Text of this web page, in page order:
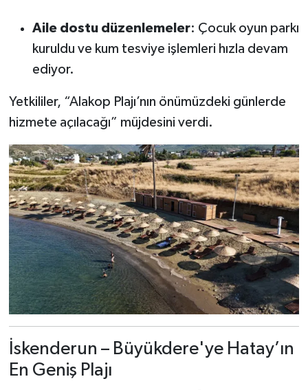
Aile dostu düzenlemeler: Çocuk oyun parkı
kuruldu ve kum tesviye işlemleri hızla devam
ediyor.
Yetkililer, “Alakop Plajı’nın önümüzdeki günlerde
hizmete açılacağı” müjdesini verdi.
İskenderun – Büyükdere'ye Hatay’ın
En Geniş Plajı